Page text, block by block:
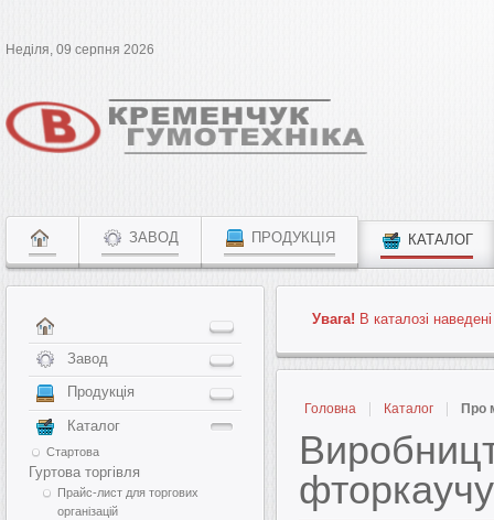
Неділя, 09 серпня 2026
ЗАВОД ПРОДУКЦІЯ КАТАЛОГ
Увага! В каталозі
Головна Каталог Про
Завод
Продукція
Каталог
Стартова
Гуртова торгівля
Прайс-лист для торгових
організацій